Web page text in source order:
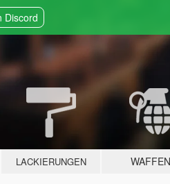
Discord
LACKIERUNGEN WAFFEN